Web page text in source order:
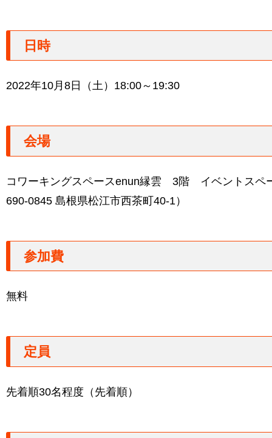
日時
2022年10月8日（土）18:00～19:30
会場
コワーキングスペースenun縁雲 3階 イベントスペ
690-0845 島根県松江市西茶町40-1）
参加費
無料
定員
先着順30名程度（先着順）